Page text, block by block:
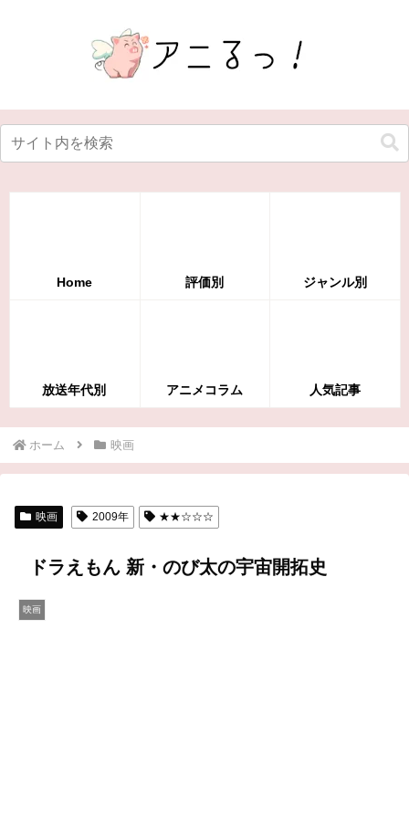
Home 評価別 ジャンル別
放送年代別 アニメコラム 人気記事
ホーム 映画
映画 2009年 ★★☆☆☆
ドラえもん 新・のび太の宇宙開拓史
映画